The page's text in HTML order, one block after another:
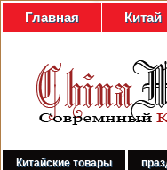
Главная Китай
Китайские товары